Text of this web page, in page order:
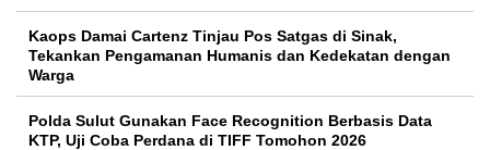
Kaops Damai Cartenz Tinjau Pos Satgas di Sinak,
Tekankan Pengamanan Humanis dan Kedekatan dengan
Warga
Polda Sulut Gunakan Face Recognition Berbasis Data
KTP, Uji Coba Perdana di TIFF Tomohon 2026